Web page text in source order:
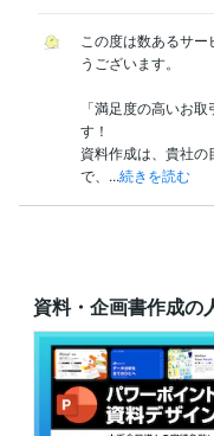
この度は数あるサー
うございます。
「満足度の高いお
す！
資料作成は、貴社
で、...続きを読む
資料・企画書作成の